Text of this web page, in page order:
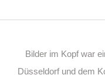
Bilder im Kopf war
Düsseldorf und dem